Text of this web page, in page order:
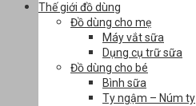
Thế giới đồ dùng
Đồ dùng cho mẹ
Máy vắt sữa
Dụng cụ trữ sữa
Đồ dùng cho bé
Bình sữa
Ty ngậm – Núm ty